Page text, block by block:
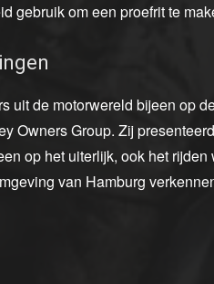
gebruik om een proefrit te
uit de motorwereld bijeen op
Owners Group. Zij
op het uiterlijk, ook het
van Hamburg